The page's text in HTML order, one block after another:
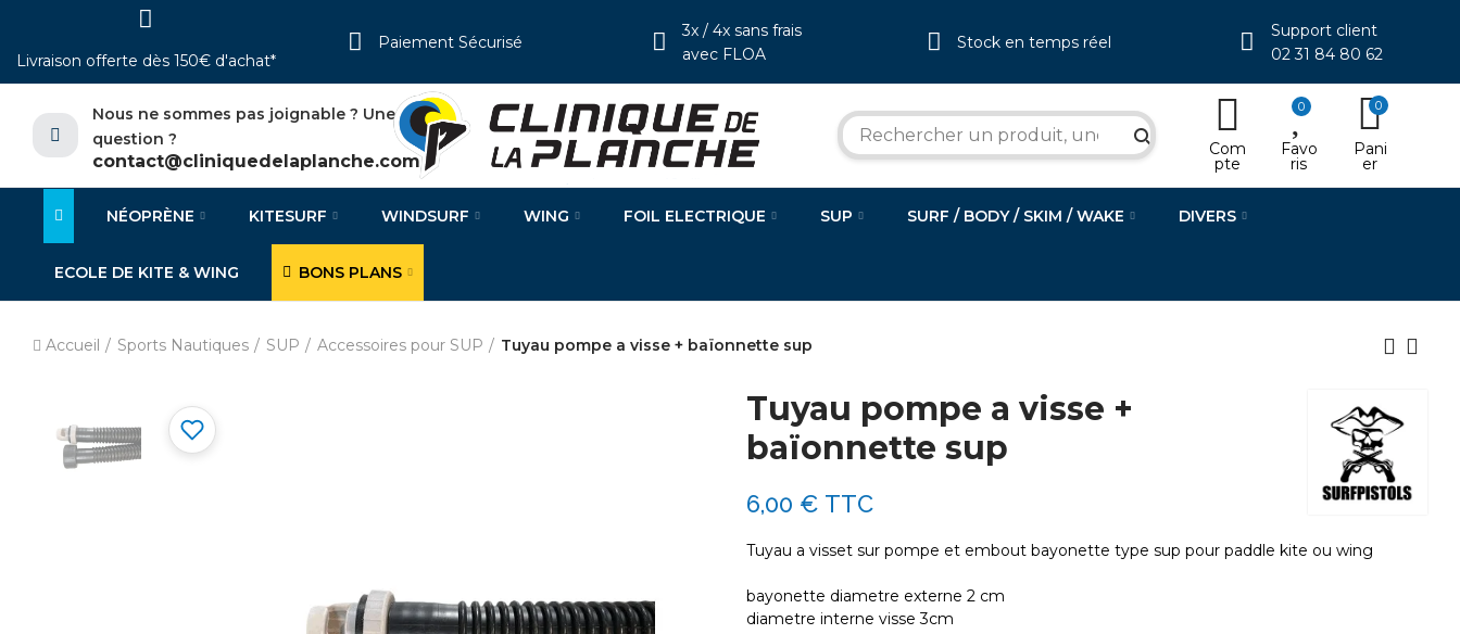
Livraison offerte dès 150€ d'achat*
Paiement Sécurisé
3x / 4x sans frais
avec FLOA
Stock en temps réel
Support client
02 31 84 80 62
Nous ne sommes pas joignable ? Une
question ?
contact@cliniquedelaplanche.com
search Com
pte
0
Favo
ris
0
Pani
er
NÉOPRÈNE KITESURF WINDSURF WING FOIL ELECTRIQUE SUP SURF / BODY / SKIM / WAKE DIVERS
ECOLE DE KITE & WING BONS PLANS
Accueil Sports Nautiques SUP Accessoires pour SUP Tuyau pompe a visse + baïonnette sup
Tuyau pompe a visse +
baïonnette sup
6,00 € TTC
Tuyau a visset sur pompe et embout bayonette type sup pour paddle kite ou wing
bayonette diametre externe 2 cm
diametre interne visse 3cm